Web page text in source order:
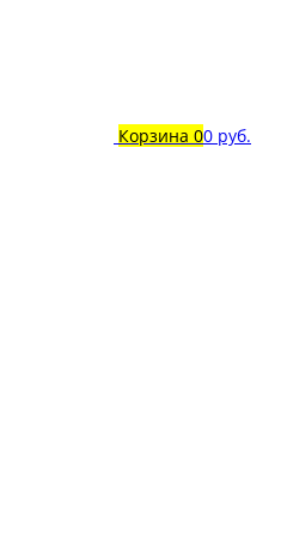
Корзина 00 руб.